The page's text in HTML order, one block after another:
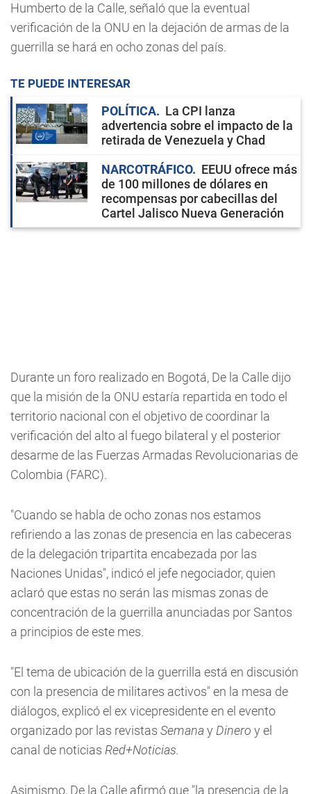
Humberto de la Calle, señaló que la eventual
verificación de la ONU en la dejación de armas de la
guerrilla se hará en ocho zonas del país.
TE PUEDE INTERESAR
POLÍTICA
La CPI lanza
advertencia sobre el impacto de la
retirada de Venezuela y Chad
NARCOTRÁFICO
EEUU ofrece más
de 100 millones de dólares en
recompensas por cabecillas del
Cartel Jalisco Nueva Generación
Durante un foro realizado en Bogotá, De la Calle dijo
que la misión de la ONU estaría repartida en todo el
territorio nacional con el objetivo de coordinar la
verificación del alto al fuego bilateral y el posterior
desarme de las Fuerzas Armadas Revolucionarias de
Colombia (FARC).
"Cuando se habla de ocho zonas nos estamos
refiriendo a las zonas de presencia en las cabeceras
de la delegación tripartita encabezada por las
Naciones Unidas", indicó el jefe negociador, quien
aclaró que estas no serán las mismas zonas de
concentración de la guerrilla anunciadas por Santos
a principios de este mes.
"El tema de ubicación de la guerrilla está en discusión
con la presencia de militares activos" en la mesa de
diálogos, explicó el ex vicepresidente en el evento
organizado por las revistas Semanay Dinero y el
canal de noticias Red+Noticias.
Asimismo, De la Calle afirmó que "la presencia de la